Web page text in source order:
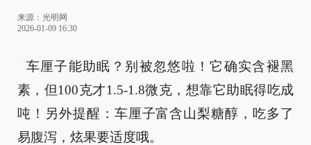
来源： 光明网
2026-01-09 16:30
车厘子能助眠？别被忽悠啦！它确实含褪黑
素，但100克才1.5-1.8微克，想靠它助眠得吃成
吨！另外提醒：车厘子富含山梨糖醇，吃多了
易腹泻，炫果要适度哦。